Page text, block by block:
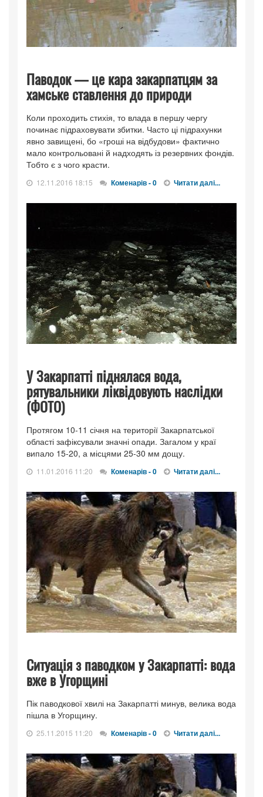
Паводок — це кара закарпатцям за
хамське ставлення до природи
Коли проходить стихія, то влада в першу чергу
починає підраховувати збитки. Часто ці підрахунки
явно завищені, бо «гроші на відбудови» фактично
мало контрольовані й надходять із резервних фондів.
Тобто є з чого красти.
12.11.2016 18:15 Коменарів - 0 Читати далі...
У Закарпатті піднялася вода,
рятувальники ліквідовують наслідки
(ФОТО)
Протягом 10-11 січня на території Закарпатської
області зафіксували значні опади. Загалом у краї
випало 15-20, а місцями 25-30 мм дощу.
11.01.2016 11:20 Коменарів - 0 Читати далі...
Ситуація з паводком у Закарпатті: вода
вже в Угорщині
Пік паводкової хвилі на Закарпатті минув, велика вода
пішла в Угорщину.
25.11.2015 11:20 Коменарів - 0 Читати далі...